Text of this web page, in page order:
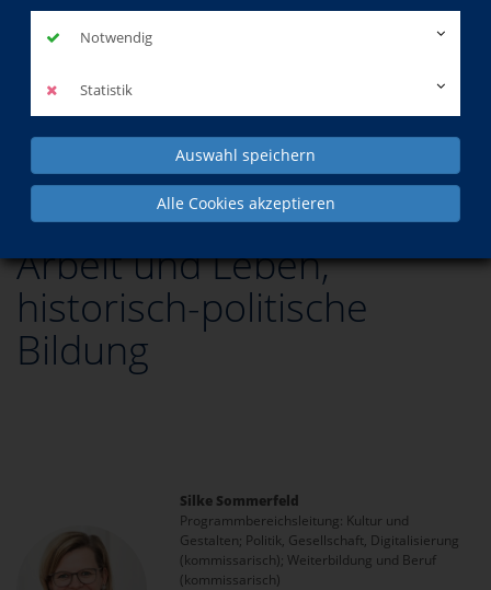
Notwendig
Statistik
Auswahl speichern
Alle Cookies akzeptieren
Programm
Politik, Gesellschaft, Digitalisierung
Arbeit und Leben, historisch-politische Bildung
Arbeit und Leben,
historisch-politische
Bildung
Silke Sommerfeld
Programmbereichsleitung: Kultur und
Gestalten; Politik, Gesellschaft, Digitalisierung
(kommissarisch); Weiterbildung und Beruf
(kommissarisch)